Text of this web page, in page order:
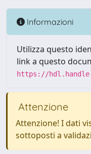
Informazioni
Utilizza questo
link a questo
https://
Attenzione
Attenzione! I dati
sottoposti a